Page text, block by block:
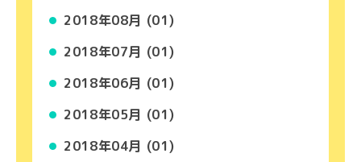
2018年08月 (01)
2018年07月 (01)
2018年06月 (01)
2018年05月 (01)
2018年04月 (01)